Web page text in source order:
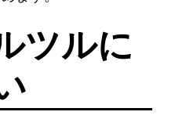
ツルに